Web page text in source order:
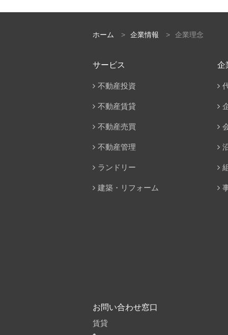
ホーム > 企業情報 > 企業理念
サービス
不動産投資
不動産賃貸
不動産売買
不動産管理
ランドリー
建築・リフォーム
企
お問い合わせ窓口
賃貸